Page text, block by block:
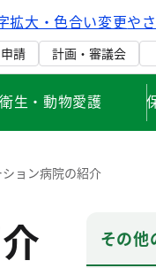
拡大・色合い変更や
請 計画・審議会
生・動物愛護
ョン病院の紹介
その他